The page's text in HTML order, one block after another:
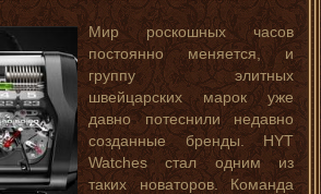
Мир роскошных часов
постоянно меняется, и
группу элитных
швейцарских марок уже
давно потеснили недавно
созданные бренды. HYT
Watches стал одним из
таких новаторов. Команда